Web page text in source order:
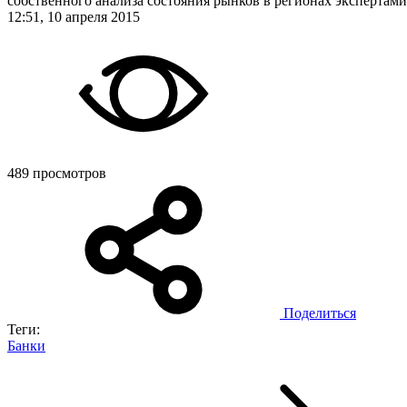
12:51, 10 апреля 2015
489 просмотров
Поделиться
Теги:
Банки